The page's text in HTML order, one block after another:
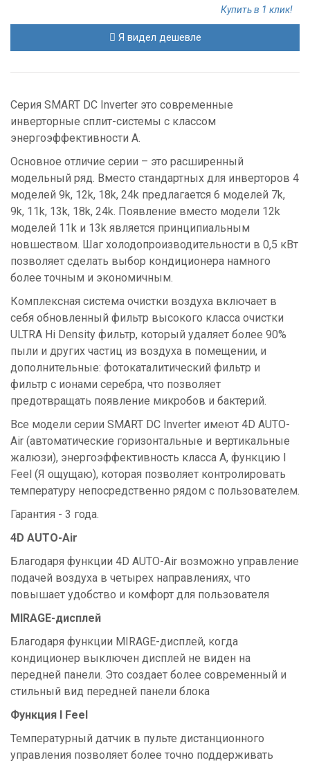
Купить в 1 клик!
Я видел дешевле
Серия SMART DC Inverter это современные
инверторные сплит-системы с классом
энергоэффективности А.
Основное отличие серии – это расширенный
модельный ряд. Вместо стандартных для инверторов 4
моделей 9k, 12k, 18k, 24k предлагается 6 моделей 7k,
9k, 11k, 13k, 18k, 24k. Появление вместо модели 12k
моделей 11k и 13k является принципиальным
новшеством. Шаг холодопроизводительности в 0,5 кВт
позволяет сделать выбор кондиционера намного
более точным и экономичным.
Комплексная система очистки воздуха включает в
себя обновленный фильтр высокого класса очистки
ULTRA Hi Density фильтр, который удаляет более 90%
пыли и других частиц из воздуха в помещении, и
дополнительные: фотокаталитический фильтр и
фильтр с ионами серебра, что позволяет
предотвращать появление микробов и бактерий.
Все модели серии SMART DC Inverter имеют 4D AUTO-
Air (автоматические горизонтальные и вертикальные
жалюзи), энергоэффективность класса А, функцию I
Feel (Я ощущаю), которая позволяет контролировать
температуру непосредственно рядом с пользователем.
Гарантия - 3 года.
4D AUTO-Air
Благодаря функции 4D AUTO-Air возможно управление
подачей воздуха в четырех направлениях, что
повышает удобство и комфорт для пользователя
MIRAGE-дисплей
Благодаря функции MIRAGE-дисплей, когда
кондиционер выключен дисплей не виден на
передней панели. Это создает более современный и
стильный вид передней панели блока
Функция I Feel
Температурный датчик в пульте дистанционного
управления позволяет более точно поддерживать